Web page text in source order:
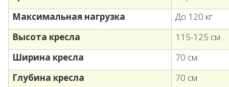
Максимальная нагрузка
До 120 кг
Высота кресла
115-125 см
Ширина кресла
70 см
Глубина кресла
70 см